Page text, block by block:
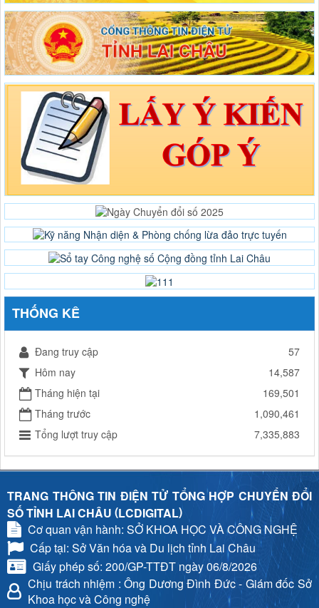
THỐNG KÊ
Đang truy cập
57
Hôm nay
14,587
Tháng hiện tại
169,501
Tháng trước
1,090,461
Tổng lượt truy cập
7,335,883
TRANG THÔNG TIN ĐIỆN TỬ TỔNG HỢP CHUYỂN ĐỔI
SỐ TỈNH LAI CHÂU (LCDIGITAL)
Cơ quan vận hành: SỞ KHOA HỌC VÀ CÔNG NGHỆ
Cấp tại: Sở Văn hóa và Du lịch tỉnh Lai Châu
Giấy phép số: 200/GP-TTĐT ngày 06/8/2026
Chịu trách nhiệm : Ông Dương Đình Đức - Giám đốc Sở
Khoa học và Công nghệ